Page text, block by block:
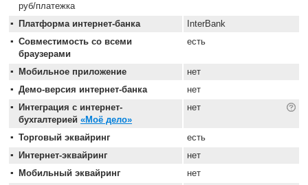
руб/платежка
Платформа интернет-банка
InterBank
Совместимость со всеми
браузерами
есть
Мобильное приложение
нет
Демо-версия интернет-банка
нет
Интеграция с интернет-
бухгалтерией «Моё дело»
нет
Торговый эквайринг
есть
Интернет-эквайринг
нет
Мобильный эквайринг
нет